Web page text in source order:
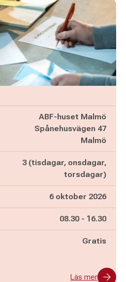
ABF-huset Malmö
Spånehusvägen 47
Malmö
3 (tisdagar, onsdagar,
torsdagar)
6 oktober 2026
Pågår mellan
08.30 - och
16.30
Gratis
Läs mer